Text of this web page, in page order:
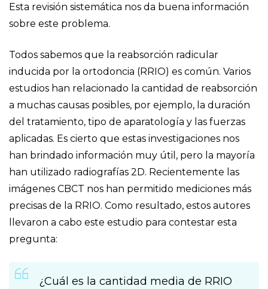
Esta revisión sistemática nos da buena información
sobre este problema.
Todos sabemos que la reabsorción radicular
inducida por la ortodoncia (RRIO) es común. Varios
estudios han relacionado la cantidad de reabsorción
a muchas causas posibles, por ejemplo, la duración
del tratamiento, tipo de aparatología y las fuerzas
aplicadas. Es cierto que estas investigaciones nos
han brindado información muy útil, pero la mayoría
han utilizado radiografías 2D. Recientemente las
imágenes CBCT nos han permitido mediciones más
precisas de la RRIO. Como resultado, estos autores
llevaron a cabo este estudio para contestar esta
pregunta:
¿Cuál es la cantidad media de RRIO